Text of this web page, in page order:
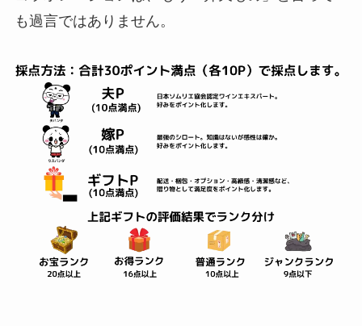
も過言ではありません。